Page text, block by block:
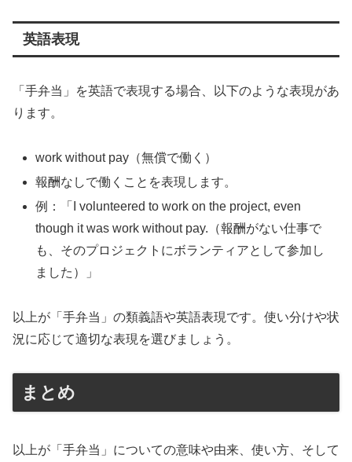
英語表現
「手弁当」を英語で表現する場合、以下のような表現があ
ります。
work without pay（無償で働く）
報酬なしで働くことを表現します。
例：「I volunteered to work on the project, even
though it was work without pay.（報酬がない仕事で
も、そのプロジェクトにボランティアとして参加し
ました）」
以上が「手弁当」の類義語や英語表現です。使い分けや状
況に応じて適切な表現を選びましょう。
まとめ
以上が「手弁当」についての意味や由来、使い方、そして